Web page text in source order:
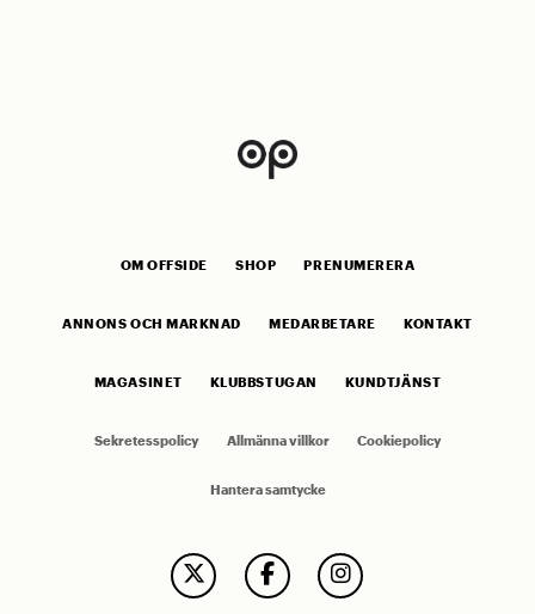
OM OFFSIDE SHOP PRENUMERERA
ANNONS OCH MARKNAD MEDARBETARE KONTAKT
MAGASINET KLUBBSTUGAN KUNDTJÄNST
Sekretesspolicy Allmänna villkor Cookiepolicy
Hantera samtycke